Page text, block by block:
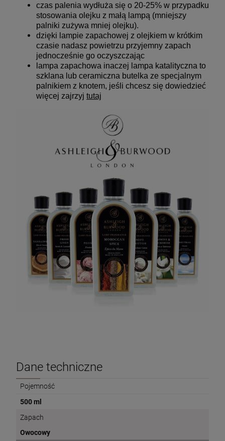
czas palenia wydłuża się o 20-25% w przypadku
stosowania olejku z małą lampą (mniejszy
palniki zużywa mniej olejku).
dzięki lampie zapachowej z olejkiem w krótkim
czasie nadasz powietrzu przyjemny zapach
jednocześnie go oczyszczając
lampa zapachowa inaczej lampa katalityczna to
szklana lub ceramiczna butelka ze specjalnym
palnikiem z knotem, jeśli chcesz się dowiedzieć
więcej zajrzyj tutaj
Dane techniczne
Pojemność
500 ml
Zapach
Owocowy